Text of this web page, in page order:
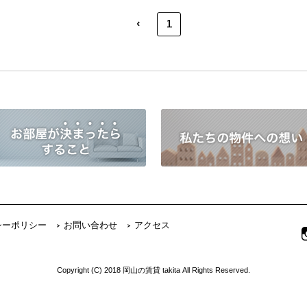
‹ 1
ポリシー お問い合わせ アクセス
Copyright (C) 2018 岡山の賃貸 takita All Rights Reserved.